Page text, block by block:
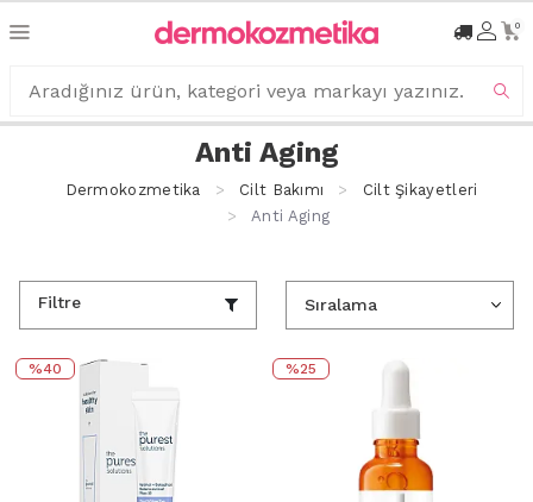
0
Anti Aging
Dermokozmetika Cilt Bakımı
Cilt Şikayetleri
Anti Aging
Filtre
%40 %25